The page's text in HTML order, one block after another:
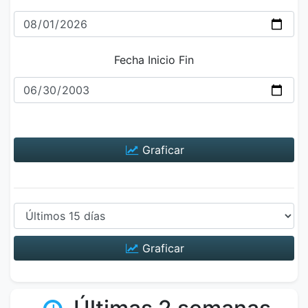
Fecha Inicio Fin
Graficar
Graficar